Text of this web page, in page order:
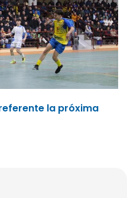
la próxima